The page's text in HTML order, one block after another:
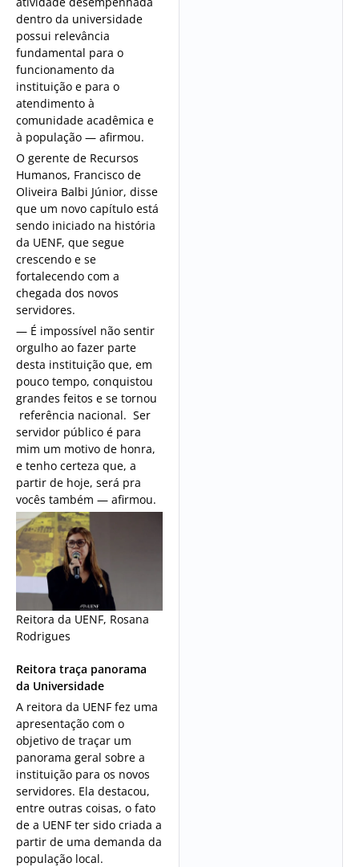
dentro da universidade
possui relevância
fundamental para o
funcionamento da
instituição e para o
atendimento à
comunidade acadêmica e
à população — afirmou.
O gerente de Recursos
Humanos, Francisco de
Oliveira Balbi Júnior, disse
que um novo capítulo está
sendo iniciado na história
da UENF, que segue
crescendo e se
fortalecendo com a
chegada dos novos
servidores.
— É impossível não sentir
orgulho ao fazer parte
desta instituição que, em
pouco tempo, conquistou
grandes feitos e se tornou
referência nacional. Ser
servidor público é para
mim um motivo de honra,
e tenho certeza que, a
partir de hoje, será pra
vocês também — afirmou.
Reitora da UENF, Rosana
Rodrigues
Reitora traça panorama
da Universidade
A reitora da UENF fez uma
apresentação com o
objetivo de traçar um
panorama geral sobre a
instituição para os novos
servidores. Ela destacou,
entre outras coisas, o fato
de a UENF ter sido criada a
partir de uma demanda da
população local.